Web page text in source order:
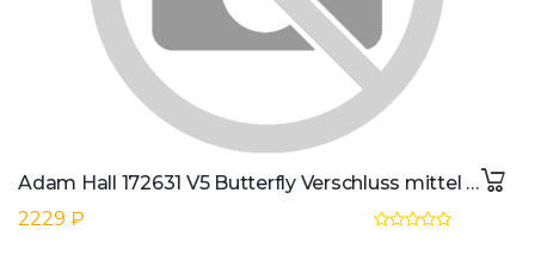
Adam Hall 172631 V5 Butterfly Verschluss mittel gekropft 12 mm tief
2229 ₽